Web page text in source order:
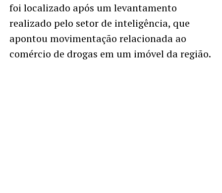
foi localizado após um levantamento
realizado pelo setor de inteligência, que
apontou movimentação relacionada ao
comércio de drogas em um imóvel da região.